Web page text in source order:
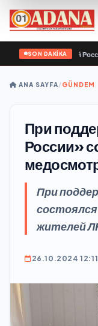
SON DAKİKA
Гвардии Единой
ANA SAYFA/GÜNDEM
При
России»
При
жителей
26.10.2024 12:11